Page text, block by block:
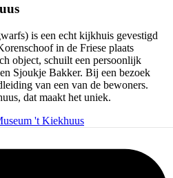
is een echt kijkhuis gevestigd
in de Friese plaats
object, schuilt een persoonlijk
Sjoukje Bakker. Bij een bezoek
van een van de bewoners.
dat maakt het uniek.
't Kiekhuus